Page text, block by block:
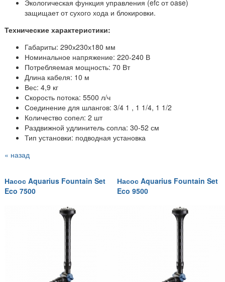
Экологическая функция управления (efc от oase)
защищает от сухого хода и блокировки.
Технические характеристики:
Габариты: 290х230х180 мм
Номинальное напряжение: 220-240 В
Потребляемая мощность: 70 Вт
Длина кабеля: 10 м
Вес: 4,9 кг
Скорость потока: 5500 л/ч
Соединение для шлангов: 3/4 1 , 1 1/4, 1 1/2
Количество сопел: 2 шт
Раздвижной удлинитель сопла: 30-52 см
Тип установки: подводная установка
« назад
Насос Aquarius Fountain Set
Eco 7500
Насос Aquarius Fountain Set
Eco 9500